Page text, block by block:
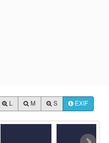
M S EXIF